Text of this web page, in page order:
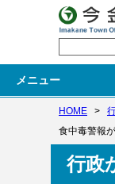
メニュー
HOME >
食中毒警報
行政